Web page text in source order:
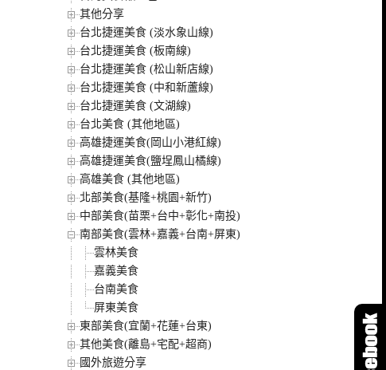
其他分享
台北捷運美食 (淡水象山線)
台北捷運美食 (板南線)
台北捷運美食 (松山新店線)
台北捷運美食 (中和新蘆線)
台北捷運美食 (文湖線)
台北美食 (其他地區)
高雄捷運美食(岡山小港紅線)
高雄捷運美食(鹽埕鳳山橘線)
高雄美食 (其他地區)
北部美食(基隆+桃園+新竹)
中部美食(苗栗+台中+彰化+南投)
南部美食(雲林+嘉義+台南+屏東)
雲林美食
嘉義美食
台南美食
屏東美食
東部美食(宜蘭+花蓮+台東)
其他美食(離島+宅配+超商)
國外旅遊分享